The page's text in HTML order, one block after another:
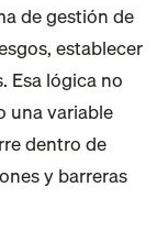
de gestión de
establecer
Esa lógica no
una variable
dentro de
y barreras